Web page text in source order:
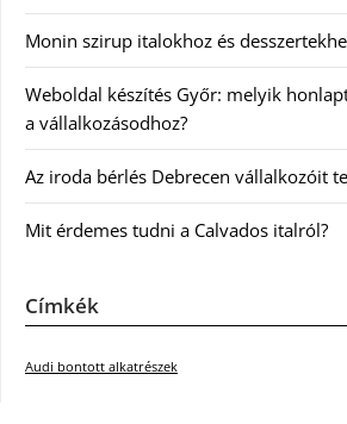
Monin szirup italokhoz és
Weboldal készítés Győr: melyik
a vállalkozásodhoz?
Az iroda bérlés Debrecen vállalkozóit
Mit érdemes tudni a Calvados italról?
Címkék
Audi bontott alkatrészek